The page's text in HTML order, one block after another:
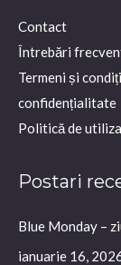
new
window
new
window
Contact
Întrebări
Termeni și
confidențialitate
Politică de
Postari
Blue Monday –
ianuarie 16,